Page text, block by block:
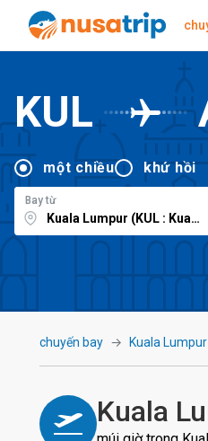
KUL
một chiều khứ hồi
Bay từ
chuyến bay Kuala Lumpur
Kuala